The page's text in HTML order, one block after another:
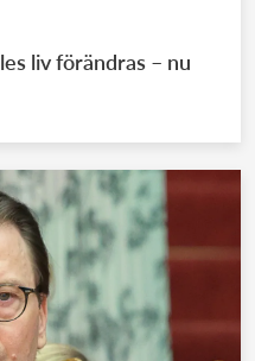
liv förändras – nu